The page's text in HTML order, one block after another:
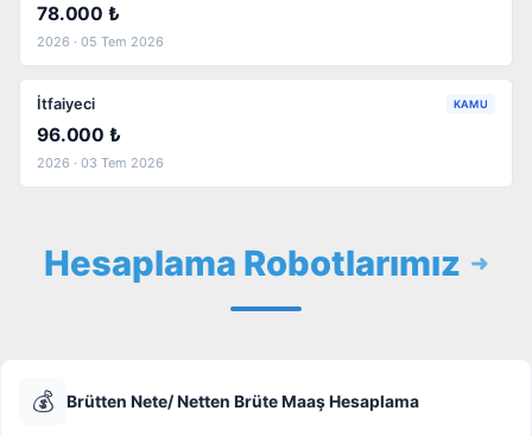
78.000 ₺
2026 · 05 Tem 2026
İtfaiyeci KAMU
96.000 ₺
2026 · 03 Tem 2026
Hesaplama Robotlarımız
💰 Brütten Nete/ Netten Brüte Maaş Hesaplama